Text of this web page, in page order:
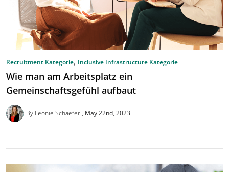
Recruitment Kategorie, Inclusive Infrastructure Kategorie
Wie man am Arbeitsplatz ein
Gemeinschaftsgefühl aufbaut
By Leonie Schaefer May 22nd, 2023